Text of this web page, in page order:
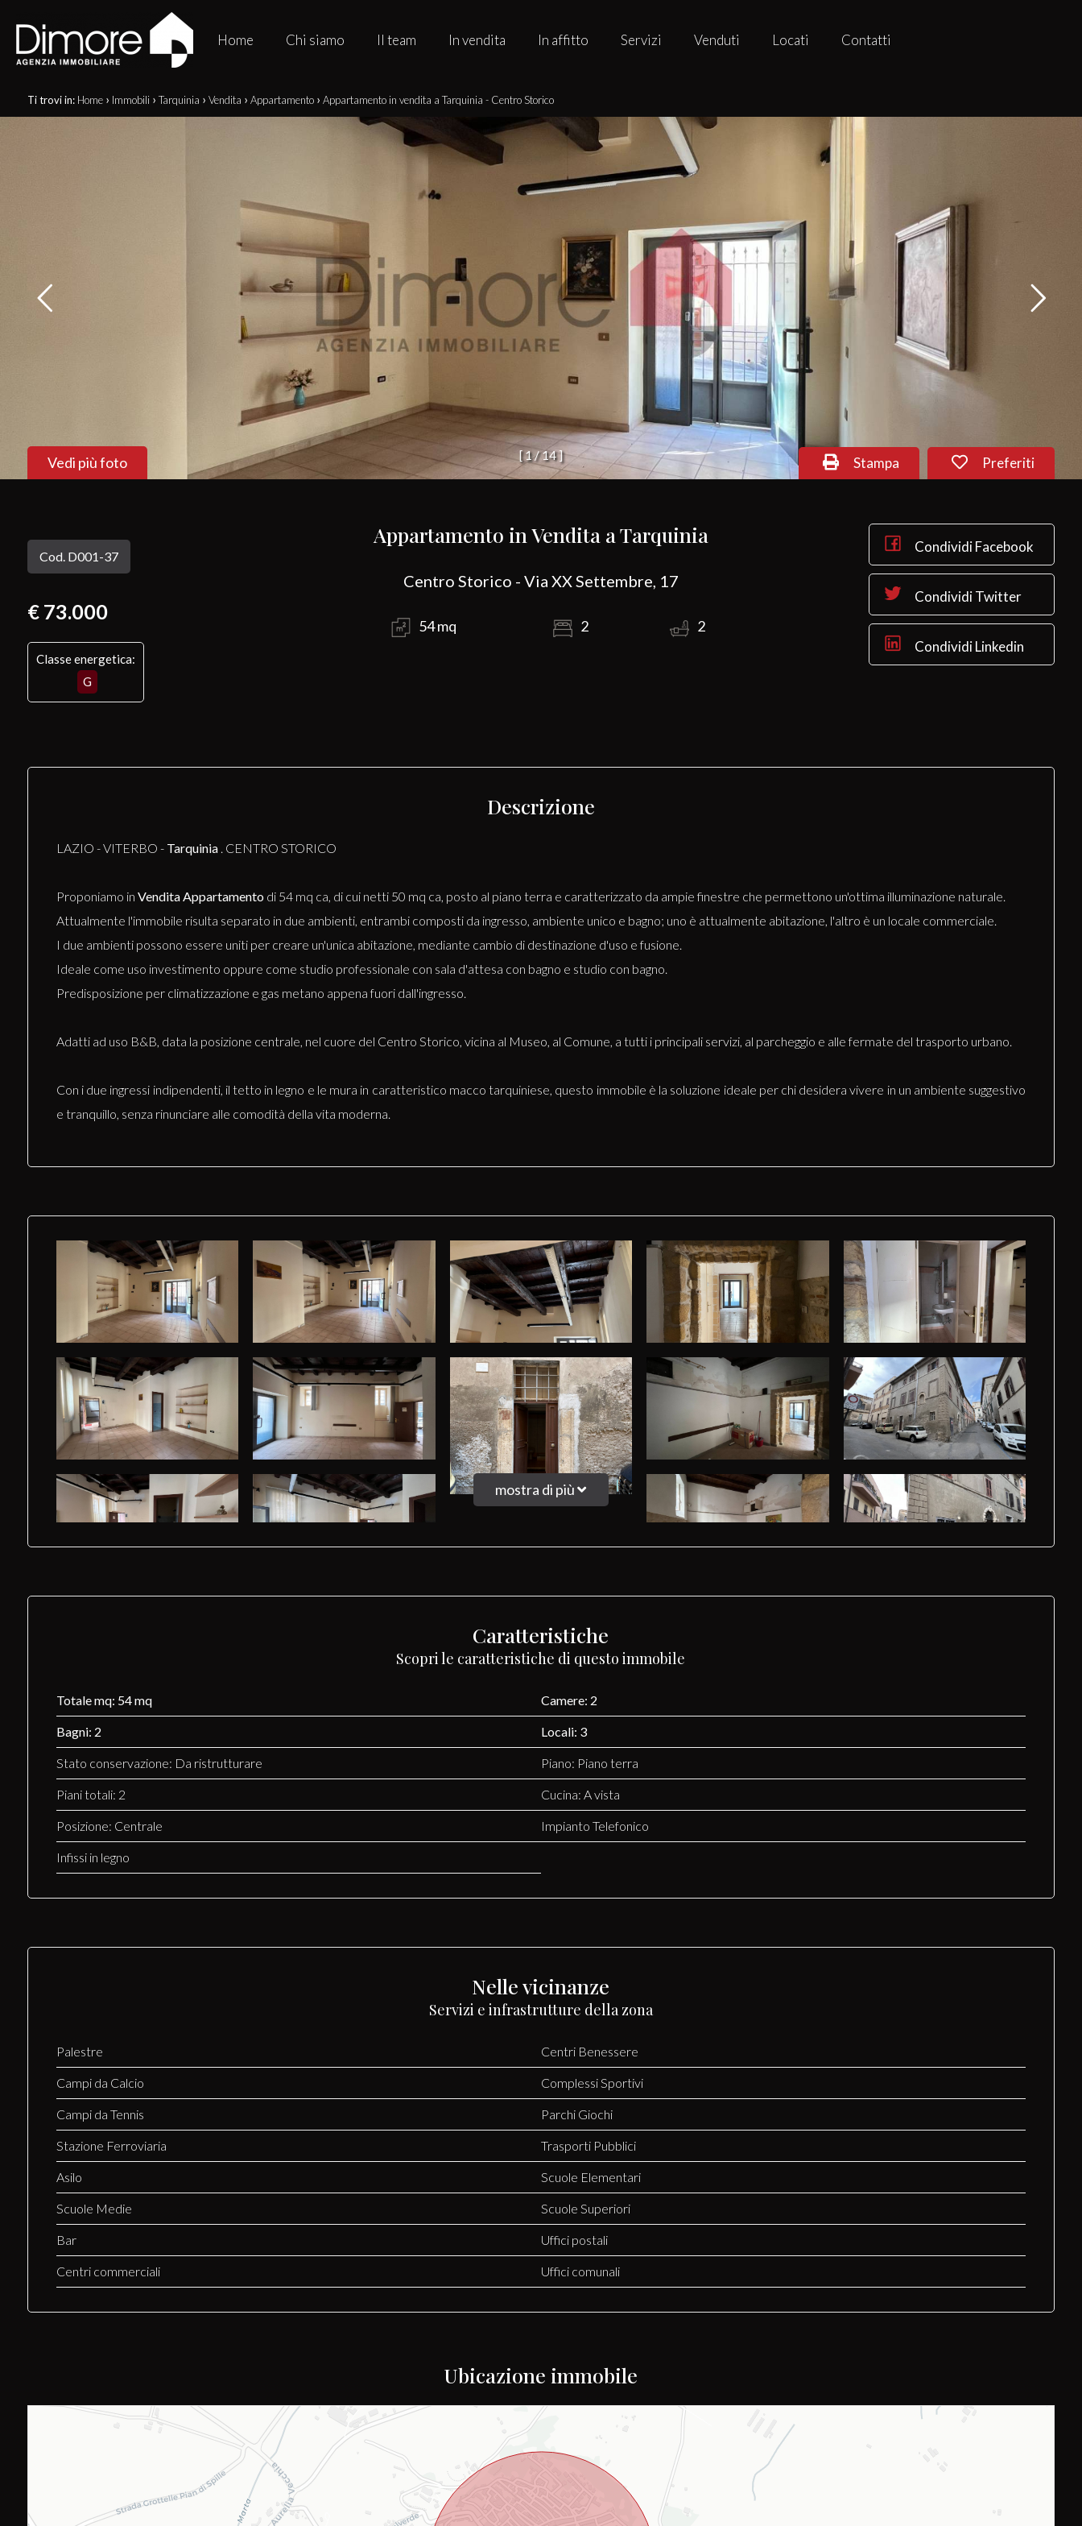
Home Chi siamo Il team In vendita In affitto Servizi Venduti Locati Contatti
Ti trovi in: Home › Immobili › Tarquinia › Vendita › Appartamento › Appartamento in vendita a Tarquinia - Centro Storico
[1/14]
Vedi più foto
Cod. D001-37
€ 73.000
Classe energetica:
G
Appartamento in Vendita a Tarquinia
Centro Storico - Via XX Settembre, 17
54 mq 2 2
Preferiti
Stampa
Condividi Facebook
Condividi Twitter
Condividi Linkedin
Descrizione
LAZIO - VITERBO - Tarquinia. CENTRO STORICO
Proponiamo in VenditaAppartamento di 54 mq ca, di cui netti 50 mq ca, posto al piano terra e caratterizzato da ampie finestre che permettono un'ottima illuminazione naturale.
Attualmente l'immobile risulta separato in due ambienti, entrambi composti da ingresso, ambiente unico e bagno; uno è attualmente abitazione, l'altro è un locale commerciale.
I due ambienti possono essere uniti per creare un'unica abitazione, mediante cambio di destinazione d'uso e fusione.
Ideale come uso investimento oppure come studio professionale con sala d'attesa con bagno e studio con bagno.
Predisposizione per climatizzazione e gas metano appena fuori dall'ingresso.
Adatti ad uso B&B, data la posizione centrale, nel cuore del Centro Storico, vicina al Museo, al Comune, a tutti i principali servizi, al parcheggio e alle fermate del trasporto urbano.
Con i due ingressi indipendenti, il tetto in legno e le mura in caratteristico macco tarquiniese, questo immobile è la soluzione ideale per chi desidera vivere in un ambiente suggestivo
e tranquillo, senza rinunciare alle comodità della vita moderna.
mostra di più
Caratteristiche
Scopri le caratteristiche di questo immobile
Totale mq: 54 mq Camere: 2
Bagni: 2 Locali: 3
Stato conservazione: Da ristrutturare Piano: Piano terra
Piani totali: 2 Cucina: A vista
Posizione: Centrale Impianto Telefonico
Infissi in legno
Nelle vicinanze
Servizi e infrastrutture della zona
Palestre Centri Benessere
Campi da Calcio Complessi Sportivi
Campi da Tennis Parchi Giochi
Stazione Ferroviaria Trasporti Pubblici
Asilo Scuole Elementari
Scuole Medie Scuole Superiori
Bar Uffici postali
Centri commerciali Uffici comunali
Ubicazione immobile